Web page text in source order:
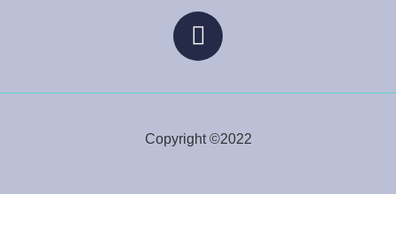
Copyright ©2022